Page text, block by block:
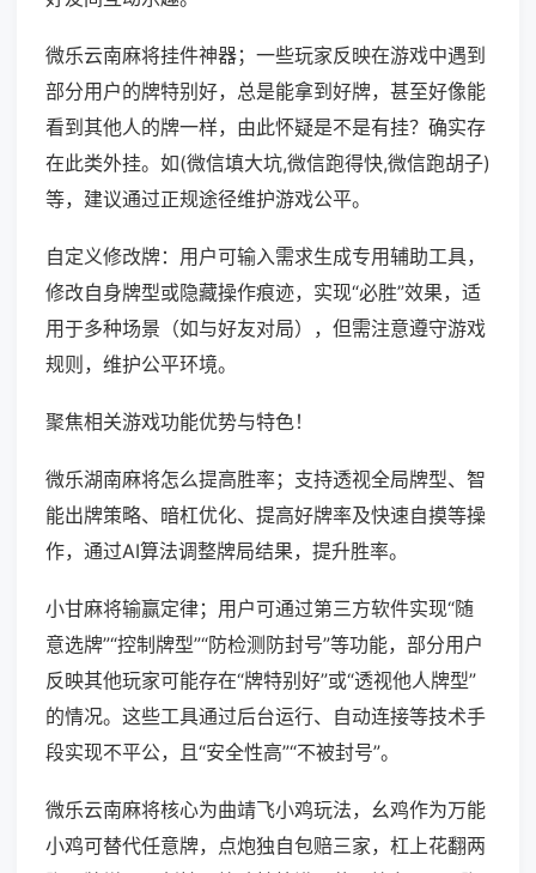
微乐云南麻将挂件神器；一些玩家反映在游戏中遇到
部分用户的牌特别好，总是能拿到好牌，甚至好像能
看到其他人的牌一样，由此怀疑是不是有挂？确实存
在此类外挂。如(微信填大坑,微信跑得快,微信跑胡子)
等，建议通过正规途径维护游戏公平。
自定义修改牌：用户可输入需求生成专用辅助工具，
修改自身牌型或隐藏操作痕迹，实现“必胜”效果，适
用于多种场景（如与好友对局），但需注意遵守游戏
规则，维护公平环境。
聚焦相关游戏功能优势与特色！
微乐湖南麻将怎么提高胜率；支持透视全局牌型、智
能出牌策略、暗杠优化、提高好牌率及快速自摸等操
作，通过AI算法调整牌局结果，提升胜率。
小甘麻将输赢定律；用户可通过第三方软件实现“随
意选牌”“控制牌型”“防检测防封号”等功能，部分用户
反映其他玩家可能存在“牌特别好”或“透视他人牌型”
的情况。这些工具通过后台运行、自动连接等技术手
段实现不平公，且“安全性高”“不被封号”。
微乐云南麻将核心为曲靖飞小鸡玩法，幺鸡作为万能
小鸡可替代任意牌，点炮独自包赔三家，杠上花翻两